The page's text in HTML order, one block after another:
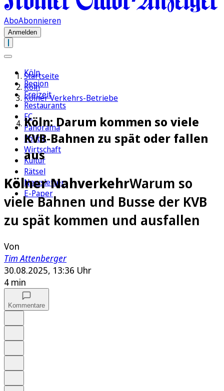
AboAbonnieren
Anmelden
Köln
Region
Freizeit
Restaurants
FC
Panorama
Politik
Wirtschaft
Kultur
Rätsel
Newsletter
E-Paper
Startseite
Köln
Kölner Verkehrs-Betriebe
Köln: Darum kommen so viele
KVB-Bahnen zu spät oder fallen
aus
Kölner NahverkehrWarum so
viele Bahnen und Busse der KVB
zu spät kommen und ausfallen
Von
Tim Attenberger
30.08.2025, 13:36 Uhr
4 min
Kommentare